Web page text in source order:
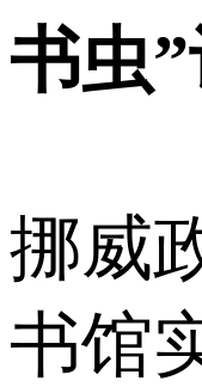
书虫”
挪威
书馆